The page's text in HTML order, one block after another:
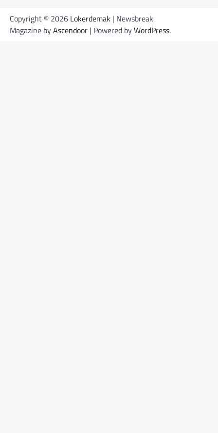
Copyright © 2026 Lokerdemak | Newsbreak
Magazine byAscendoor | Powered byWordPress.